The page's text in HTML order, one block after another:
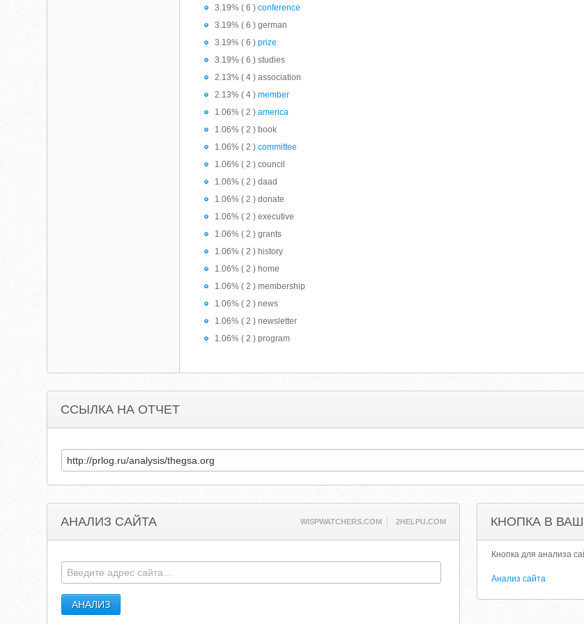
3.19% ( 6 )conference
3.19% ( 6 ) german
3.19% ( 6 )prize
3.19% ( 6 ) studies
2.13% ( 4 ) association
2.13% ( 4 )member
1.06% ( 2 )america
1.06% ( 2 ) book
1.06% ( 2 )committee
1.06% ( 2 ) council
1.06% ( 2 ) daad
1.06% ( 2 ) donate
1.06% ( 2 ) executive
1.06% ( 2 ) grants
1.06% ( 2 ) history
1.06% ( 2 ) home
1.06% ( 2 ) membership
1.06% ( 2 ) news
1.06% ( 2 ) newsletter
1.06% ( 2 ) program
ССЫЛКА НА ОТЧЕТ
АНАЛИЗ САЙТА WISPWATCHERS.COM 2HELPU.COM КНОПКА В
Кнопка для анализа
Анализ сайта